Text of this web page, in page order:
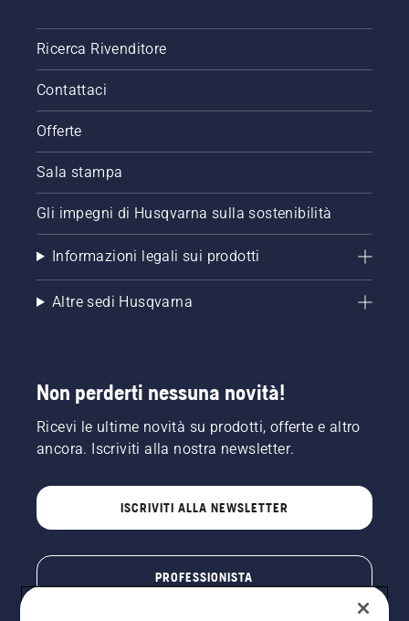
Ricerca Rivenditore
Contattaci
Offerte
Sala stampa
Gli impegni di Husqvarna sulla sostenibilità
Informazioni legali sui prodotti
Altre sedi Husqvarna
Non perderti nessuna novità!
Ricevi le ultime novità su prodotti, offerte e altro
ancora. Iscriviti alla nostra newsletter.
ISCRIVITI ALLA NEWSLETTER
PROFESSIONISTA